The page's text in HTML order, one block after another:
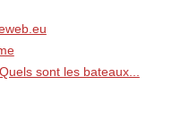
sont les bateaux...